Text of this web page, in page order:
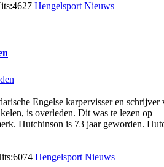
Hengelsport Nieuws
Engelse karpervisser en schrijver
is overleden. Dit was te lezen op
Hutchinson is 73 jaar geworden.
Hengelsport Nieuws